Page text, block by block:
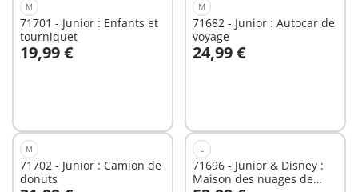
M
71701 - Junior : Enfants et
tourniquet
19,99 €
Au panier
M
71682 - Junior : Autocar de
voyage
24,99 €
Au panier
M
71702 - Junior : Camion de
donuts
L
71696 - Junior & Disney :
Maison des nuages de